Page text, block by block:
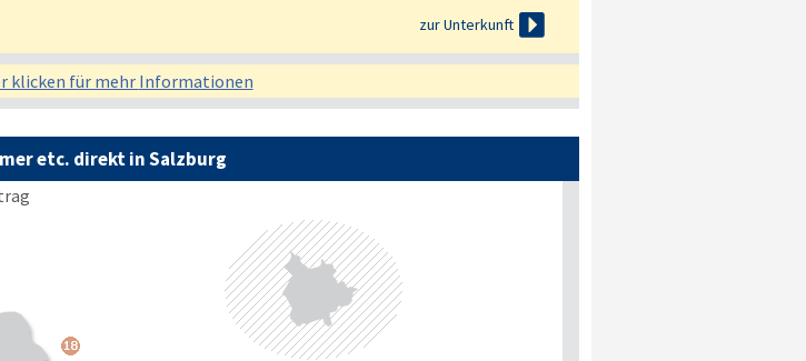
zur Unterkunft 
klicken für mehr Informationen
etc. direkt in Salzburg